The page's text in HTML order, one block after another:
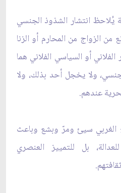
يُلاحظ انتشار الشذوذ الجنسي
من الزواج من المحارم أو الزنا
أو السياسي الفلاني هما
ولا يخجل أحد بذلك، ولا
عندهم.
الغربي سيئ ومرّ وبشع وباعث
بل للتمييز العنصري